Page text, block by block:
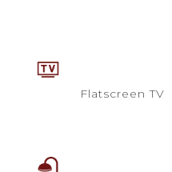
Flatscreen TV